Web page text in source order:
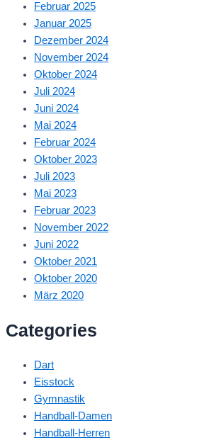
Februar 2025
Januar 2025
Dezember 2024
November 2024
Oktober 2024
Juli 2024
Juni 2024
Mai 2024
Februar 2024
Oktober 2023
Juli 2023
Mai 2023
Februar 2023
November 2022
Juni 2022
Oktober 2021
Oktober 2020
März 2020
Categories
Dart
Eisstock
Gymnastik
Handball-Damen
Handball-Herren